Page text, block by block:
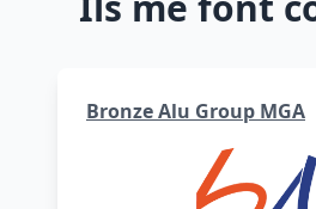
Bronze Alu Group MGA